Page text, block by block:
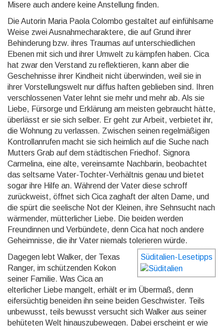
Misere auch andere keine Anstellung finden.
Die Autorin Maria Paola Colombo gestaltet auf einfühlsame
Weise zwei Ausnahmecharaktere, die auf Grund ihrer
Behinderung bzw. ihres Traumas auf unterschiedlichen
Ebenen mit sich und ihrer Umwelt zu kämpfen haben. Cica
hat zwar den Verstand zu reflektieren, kann aber die
Geschehnisse ihrer Kindheit nicht überwinden, weil sie in
ihrer Vorstellungswelt nur diffus haften geblieben sind. Ihren
verschlossenen Vater lehnt sie mehr und mehr ab. Als sie
Liebe, Fürsorge und Erklärung am meisten gebraucht hätte,
überlässt er sie sich selber. Er geht zur Arbeit, verbietet ihr,
die Wohnung zu verlassen. Zwischen seinen regelmäßigen
Kontrollanrufen macht sie sich heimlich auf die Suche nach
Mutters Grab auf dem städti­schen Friedhof. Signora
Carmelina, eine alte, vereinsamte Nachbarin, beobachtet
das seltsame Vater-Tochter-Verhältnis genau und bietet
sogar ihre Hilfe an. Während der Vater diese schroff
zurückweist, öff­net sich Cica zaghaft der alten Dame, und
die spürt die seelische Not der Kleinen, ihre Sehnsucht nach
wär­men­der, mütterlicher Liebe. Die beiden werden
Freundinnen und Verbündete, denn Cica hat noch an­dere
Geheimnisse, die ihr Vater niemals tolerieren würde.
Süditalien-Lesetipps
Dagegen lebt Walker, der Texas
Ranger, im schützenden Kokon
seiner Familie. Was Cica an
elterlicher Liebe mangelt, erhält er im Übermaß, denn
eifersüchtig beneiden ihn seine beiden Geschwister. Teils
un­bewusst, teils bewusst versucht sich Walker aus seiner
behüteten Welt hinauszubewegen. Dabei erscheint er wie